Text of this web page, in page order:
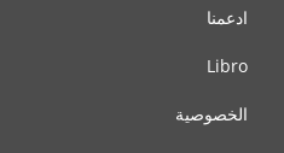
ادعمنا
Libro
الخصوصية